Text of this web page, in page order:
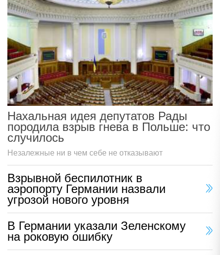
Нахальная идея депутатов Рады
породила взрыв гнева в Польше: что
случилось
Незалежные ни в чем себе не отказывают
Взрывной беспилотник в
аэропорту Германии назвали
угрозой нового уровня
В Германии указали Зеленскому
на роковую ошибку